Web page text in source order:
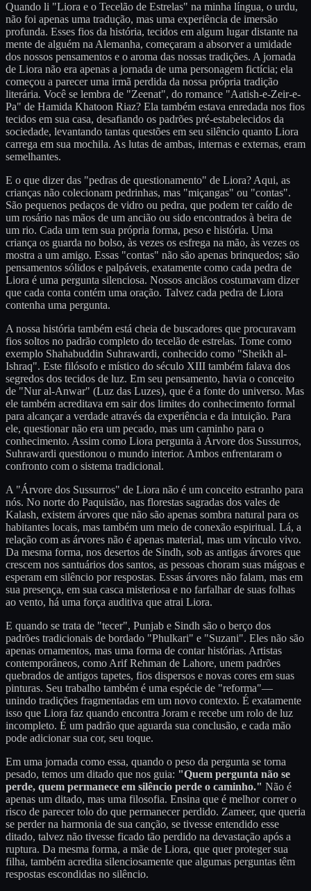
Quando li "Liora e o Tecelão de Estrelas" na minha língua, o urdu,
não foi apenas uma tradução, mas uma experiência de imersão
profunda. Esses fios da história, tecidos em algum lugar distante na
mente de alguém na Alemanha, começaram a absorver a umidade
dos nossos pensamentos e o aroma das nossas tradições. A jornada
de Liora não era apenas a jornada de uma personagem fictícia; ela
começou a parecer uma irmã perdida da nossa própria tradição
literária. Você se lembra de "Zeenat", do romance "Aatish-e-Zeir-e-
Pa" de Hamida Khatoon Riaz? Ela também estava enredada nos fios
tecidos em sua casa, desafiando os padrões pré-estabelecidos da
sociedade, levantando tantas questões em seu silêncio quanto Liora
carrega em sua mochila. As lutas de ambas, internas e externas, eram
semelhantes.
E o que dizer das "pedras de questionamento" de Liora? Aqui, as
crianças não colecionam pedrinhas, mas "miçangas" ou "contas".
São pequenos pedaços de vidro ou pedra, que podem ter caído de
um rosário nas mãos de um ancião ou sido encontrados à beira de
um rio. Cada um tem sua própria forma, peso e história. Uma
criança os guarda no bolso, às vezes os esfrega na mão, às vezes os
mostra a um amigo. Essas "contas" não são apenas brinquedos; são
pensamentos sólidos e palpáveis, exatamente como cada pedra de
Liora é uma pergunta silenciosa. Nossos anciãos costumavam dizer
que cada conta contém uma oração. Talvez cada pedra de Liora
contenha uma pergunta.
A nossa história também está cheia de buscadores que procuravam
fios soltos no padrão completo do tecelão de estrelas. Tome como
exemplo Shahabuddin Suhrawardi, conhecido como "Sheikh al-
Ishraq". Este filósofo e místico do século XIII também falava dos
segredos dos tecidos de luz. Em seu pensamento, havia o conceito
de "Nur al-Anwar" (Luz das Luzes), que é a fonte do universo. Mas
ele também acreditava em sair dos limites do conhecimento formal
para alcançar a verdade através da experiência e da intuição. Para
ele, questionar não era um pecado, mas um caminho para o
conhecimento. Assim como Liora pergunta à Árvore dos Sussurros,
Suhrawardi questionou o mundo interior. Ambos enfrentaram o
confronto com o sistema tradicional.
A "Árvore dos Sussurros" de Liora não é um conceito estranho para
nós. No norte do Paquistão, nas florestas sagradas dos vales de
Kalash, existem árvores que não são apenas sombra natural para os
habitantes locais, mas também um meio de conexão espiritual. Lá, a
relação com as árvores não é apenas material, mas um vínculo vivo.
Da mesma forma, nos desertos de Sindh, sob as antigas árvores que
crescem nos santuários dos santos, as pessoas choram suas mágoas e
esperam em silêncio por respostas. Essas árvores não falam, mas em
sua presença, em sua casca misteriosa e no farfalhar de suas folhas
ao vento, há uma força auditiva que atrai Liora.
E quando se trata de "tecer", Punjab e Sindh são o berço dos
padrões tradicionais de bordado "Phulkari" e "Suzani". Eles não são
apenas ornamentos, mas uma forma de contar histórias. Artistas
contemporâneos, como Arif Rehman de Lahore, unem padrões
quebrados de antigos tapetes, fios dispersos e novas cores em suas
pinturas. Seu trabalho também é uma espécie de "reforma"—
unindo tradições fragmentadas em um novo contexto. É exatamente
isso que Liora faz quando encontra Joram e recebe um rolo de luz
incompleto. É um padrão que aguarda sua conclusão, e cada mão
pode adicionar sua cor, seu toque.
Em uma jornada como essa, quando o peso da pergunta se torna
pesado, temos um ditado que nos guia: "Quem pergunta não se
perde, quem permanece em silêncio perde o caminho." Não é
apenas um ditado, mas uma filosofia. Ensina que é melhor correr o
risco de parecer tolo do que permanecer perdido. Zameer, que queria
se perder na harmonia de sua canção, se tivesse entendido esse
ditado, talvez não tivesse ficado tão perdido na devastação após a
ruptura. Da mesma forma, a mãe de Liora, que quer proteger sua
filha, também acredita silenciosamente que algumas perguntas têm
respostas escondidas no silêncio.